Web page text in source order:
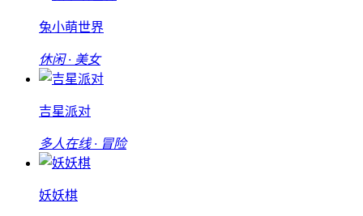
兔小萌世界
休闲 · 美女
吉星派对
多人在线 · 冒险
妖妖棋